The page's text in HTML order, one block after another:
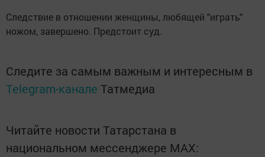
Следствие в отношении женщины, любящей "играть"
ножом, завершено. Предстоит суд.
Следите за самым важным и интересным в
Telegram-канале Татмедиа
Читайте новости Татарстана в
национальном мессенджере MАХ: